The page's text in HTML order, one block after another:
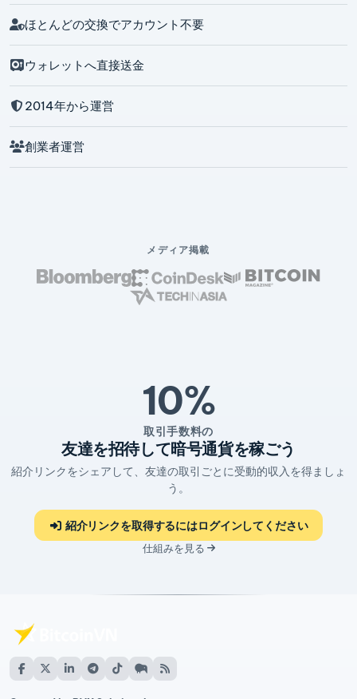
ほとんどの交換でアカウント不要
ウォレットへ直接送金
2014年から運営
創業者運営
メディア掲載
10%
取引手数料の
友達を招待して暗号通貨を稼ごう
紹介リンクをシェアして、友達の取引ごとに受動的収入を得ましょ
う。
紹介リンクを取得するにはログインしてください
仕組みを見る